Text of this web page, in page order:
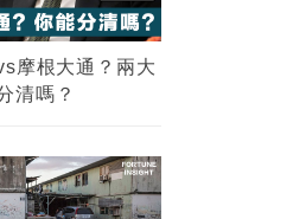
摩根大通？兩大
清嗎？